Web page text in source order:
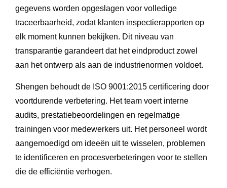
gegevens worden opgeslagen voor volledige
traceerbaarheid, zodat klanten inspectierapporten op
elk moment kunnen bekijken. Dit niveau van
transparantie garandeert dat het eindproduct zowel
aan het ontwerp als aan de industrienormen voldoet.
Shengen behoudt de ISO 9001:2015 certificering door
voortdurende verbetering. Het team voert interne
audits, prestatiebeoordelingen en regelmatige
trainingen voor medewerkers uit. Het personeel wordt
aangemoedigd om ideeën uit te wisselen, problemen
te identificeren en procesverbeteringen voor te stellen
die de efficiëntie verhogen.